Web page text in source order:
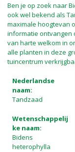
Ben je op zoek naar
ook wel bekend als
maximale hoogtevan
informatie ontvangen
van harte welkom in
alle planten in deze
tuincentrum
Nederlandse
naam:
Tandzaad
Wetenschappelij
ke naam:
Bidens
heterophylla